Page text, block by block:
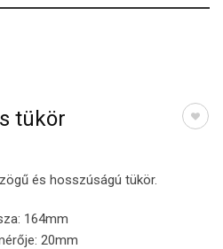
tükör
és hosszúságú tükör.
164mm
20mm